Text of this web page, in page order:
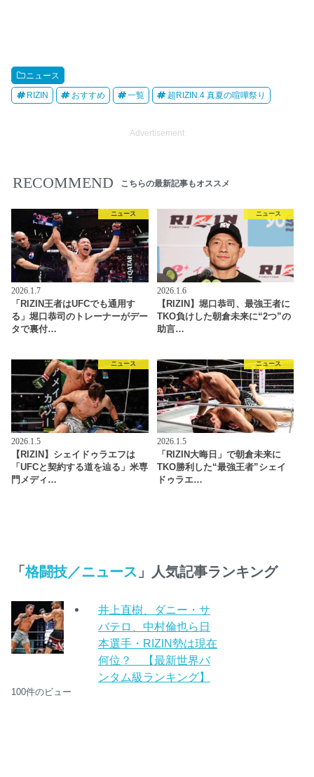
ニュース
RIZIN おすすめ 一覧 超RIZIN.4 真夏の喧嘩祭り
Advertisement
RECOMMEND こちらの最新記事もオススメ
ニュース
2026.1.7
「RIZIN王者はUFCでも通用す
る」堀口恭司のトレーナーがデー
タで裏付…
ニュース
2026.1.6
【RIZIN】堀口恭司、最強王者に
TKO負けした朝倉未来に“2つ”の
助言…
ニュース
2026.1.5
【RIZIN】シェイドゥラエフは
「UFCと契約する道を辿る」米専
門メディ…
ニュース
2026.1.5
「RIZIN大晦日」で朝倉未来に
TKO勝利した“最強王者”シェイ
ドゥラエ…
「格闘技／ニュース 」人気記事ランキング
井上直樹、ダニー・サ
バテロ、中村倫也ら日
本選手・RIZIN勢は現在
何位？ 【最新世界バ
ンタム級ランキング】
100件のビュー